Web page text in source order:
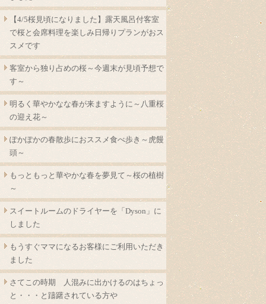
【4/5桜見頃になりました】露天風呂付客室
で桜と会席料理を楽しみ日帰りプランがおス
スメです
客室から独り占めの桜～今週末が見頃予想で
す～
明るく華やかなな春が来ますように～八重桜
の迎え花～
ぽかぽかの春散歩におススメ食べ歩き～虎饅
頭～
もっともっと華やかな春を夢見て～桜の植樹
～
スイートルームのドライヤーを「Dyson」に
しました
もうすぐママになるお客様にご利用いただき
ました
さてこの時期 人混みに出かけるのはちょっ
と・・・と躊躇されている方や